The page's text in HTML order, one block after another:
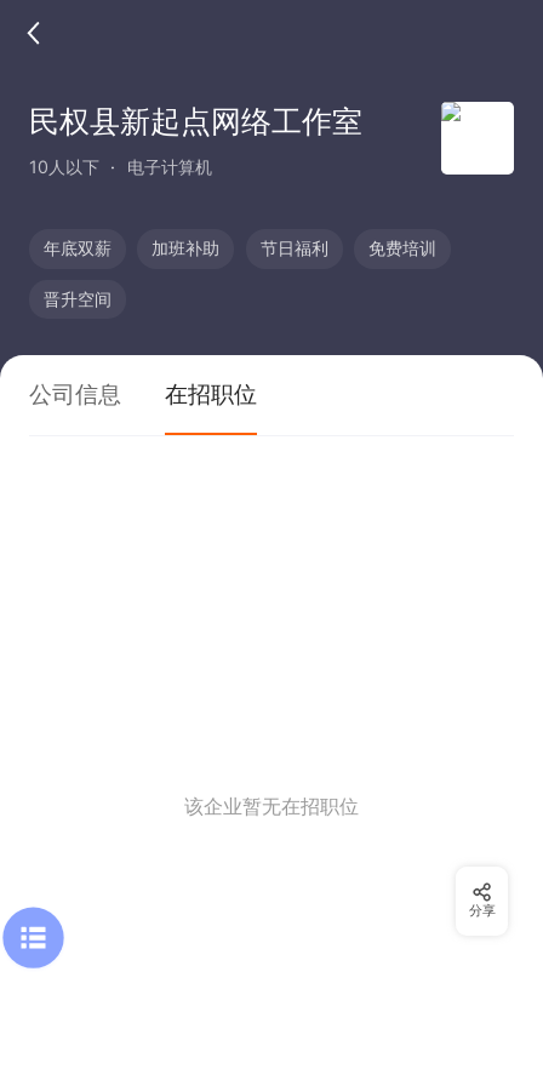
民权县新起点网络工作室
10人以下 电子计算机
年底双薪 加班补助 节日福利 免费培训
晋升空间
公司信息 在招职位
该企业暂无在招职位
分享